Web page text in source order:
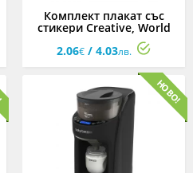
Комплект плакат със
стикери Creative, World
2.06€ / 4.03лв.